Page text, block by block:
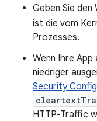
Geben Sie den
ist die vom
Prozesses.
Wenn Ihre App
niedriger
Security Config
HTTP-Traffic